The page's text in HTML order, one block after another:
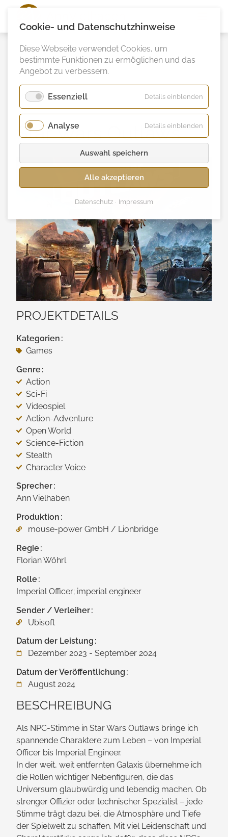
Star Wars Outlaws
PROJEKTDETAILS
Kategorien
Games
Genre
Action
Sci-Fi
Videospiel
Action-Adventure
Open World
Science-Fiction
Stealth
Character Voice
Sprecher
Ann Vielhaben
Produktion
mouse-power GmbH / Lionbridge
Regie
Florian Wöhrl
Rolle
Imperial Officer; imperial engineer
Sender / Verleiher
Ubisoft
Datum der Leistung
Dezember 2023 - September 2024
Datum der Veröffentlichung
August 2024
BESCHREIBUNG
Als NPC-Stimme in Star Wars Outlaws bringe ich
spannende Charaktere zum Leben – von Imperial
Officer bis Imperial Engineer.
In der weit, weit entfernten Galaxis übernehme ich
die Rollen wichtiger Neben­figuren, die das
Universum glaubwürdig und lebendig machen. Ob
strenger Offizier oder technischer Spezialist – jede
Stimme trägt dazu bei, die Atmosphäre und Tiefe
der Spielwelt zu schaffen. Mit viel Leidenschaft und
Cookie- und Datenschutzhinweise
Diese Webseite verwendet Cookies, um
bestimmte Funktionen zu ermöglichen und das
Angebot zu verbessern.
Essenziell Details einblenden
Analyse Details einblenden
Analyse
Auswahl speichern
Alle akzeptieren
Datenschutz Impressum